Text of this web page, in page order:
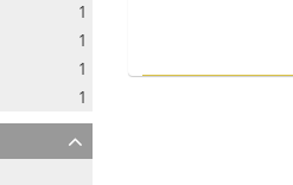
1
1
1
1